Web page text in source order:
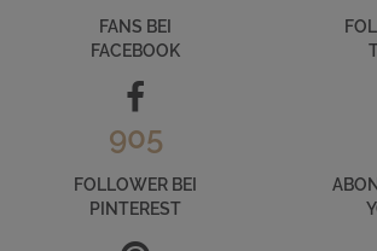
FANS BEI
FACEBOOK
905
FOLLOWER BEI
PINTEREST